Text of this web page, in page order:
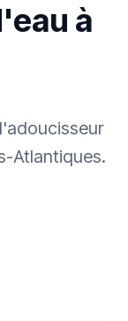
à
Atlantiques.